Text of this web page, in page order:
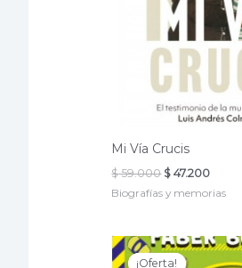
Mi Vía Crucis
$59.000 El
original
$ 47.200El
precio
actual
Biografías y memorias
¡Oferta!
¡Oferta!